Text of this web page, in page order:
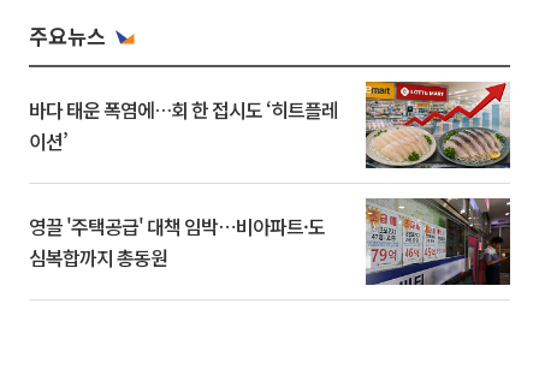
주요뉴스
바다 태운 폭염에…회 한 접시도 ‘히트플레
이션’
영끌 '주택공급' 대책 임박⋯비아파트·도
심복합까지 총동원